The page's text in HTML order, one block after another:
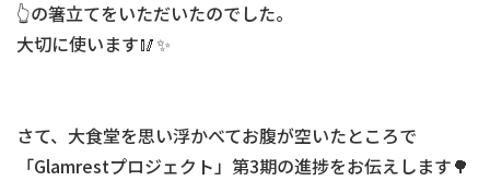
👆の箸立てをいただいたのでした。
大切に使います🥢✨
さて、大食堂を思い浮かべてお腹が空いたところで
「Glamrestプロジェクト」第3期の進捗をお伝えします🌳